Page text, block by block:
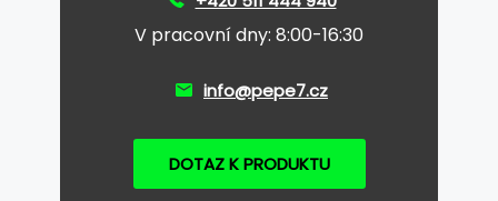
V pracovní dny: 8:00-16:30
info@pepe7.cz
DOTAZ K PRODUKTU